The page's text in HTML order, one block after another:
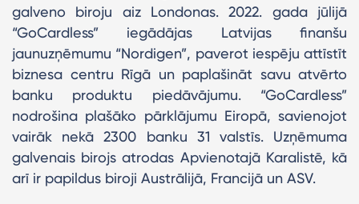
galveno biroju aiz Londonas. 2022. gada jūlijā
“GoCardless” iegādājas Latvijas finanšu
jaunuzņēmumu “Nordigen”, paverot iespēju attīstīt
biznesa centru Rīgā un paplašināt savu atvērto
banku produktu piedāvājumu. “GoCardless”
nodrošina plašāko pārklājumu Eiropā, savienojot
vairāk nekā 2300 banku 31 valstīs. Uzņēmuma
galvenais birojs atrodas Apvienotajā Karalistē, kā
arī ir papildus biroji Austrālijā, Francijā un ASV.